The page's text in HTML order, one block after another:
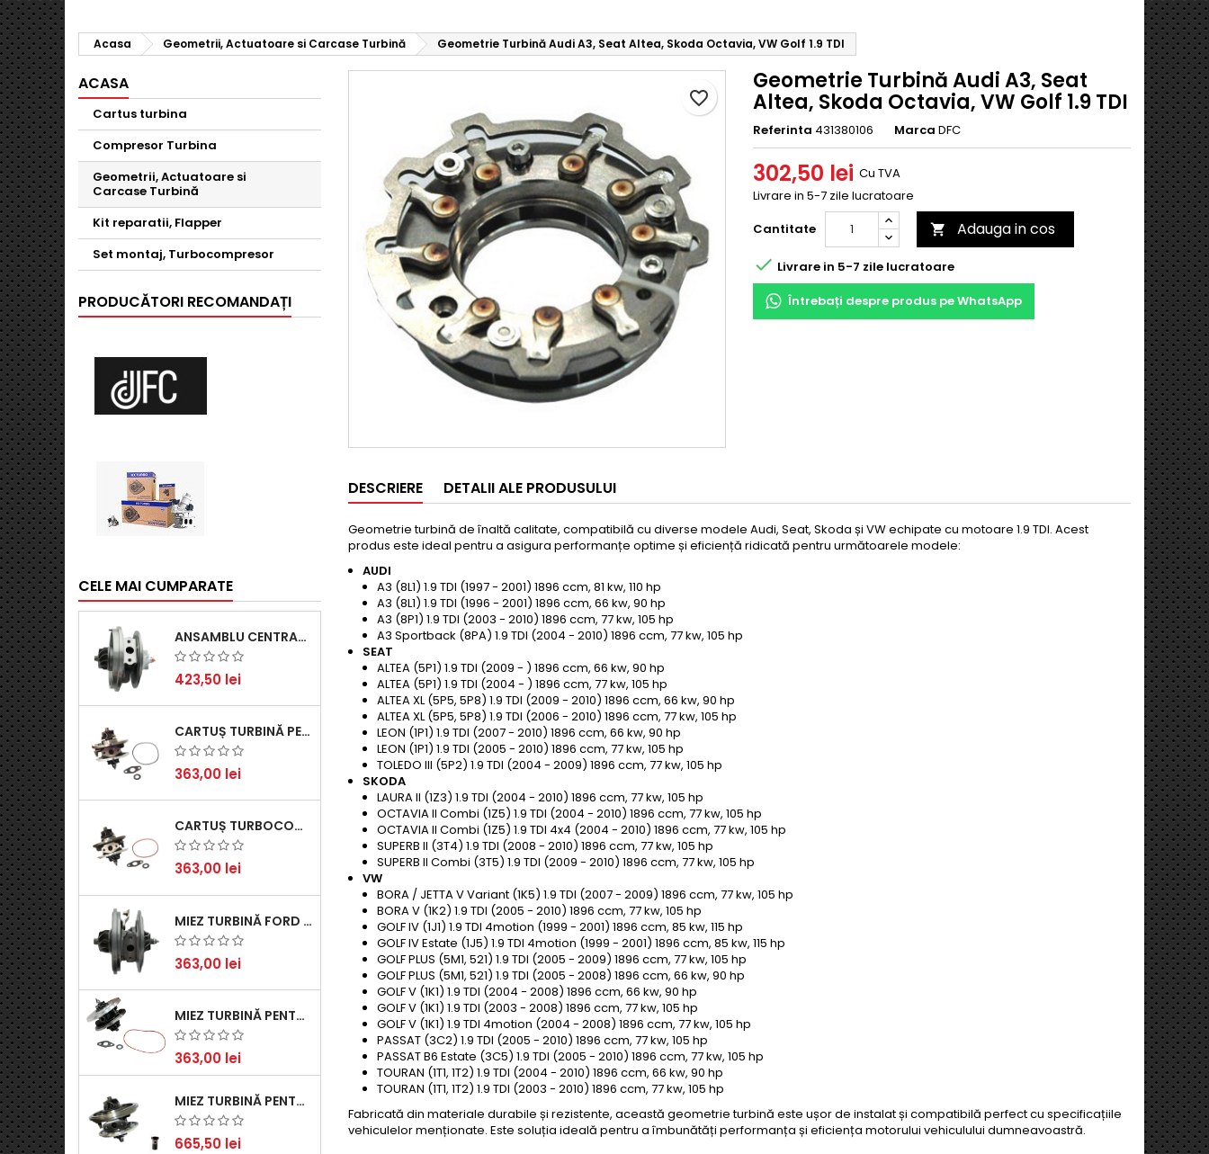
Acasa Geometrii, Actuatoare si Carcase Turbină Geometrie Turbină Audi A3, Seat Altea, Skoda Octavia, VW Golf 1.9 TDI
ACASA
Cartus turbina
Compresor Turbina
Geometrii, Actuatoare si
Carcase Turbină
Kit reparatii, Flapper
Set montaj, Turbocompresor
PRODUCĂTORI RECOMANDAȚI
CELE MAI CUMPARATE
ANSAMBLU CENTRAL TURBINĂ PENTRU BMW SERIA 3, SERIA 5 ȘI X3 - PERFORMANȚĂ ȘI FIABILITATE
423,50 lei
CARTUȘ TURBINĂ PENTRU AUDI A4, A6, SKODA SUPERB ȘI VW PASSAT, MOTOR DIESEL 1.9 TDI
363,00 lei
CARTUȘ TURBOCOMPRESOR PENTRU VW, AUDI, SEAT, SKODA - MOTOR DIESEL 2.0 TDI
363,00 lei
MIEZ TURBINĂ FORD TRANSIT 2.2 TDCI (2007-2016)
363,00 lei
MIEZ TURBINĂ PENTRU CITROËN, FORD, MAZDA, MINI, PEUGEOT ȘI VOLVO - MOTORIZĂRI 1.6 HDI ȘI 1.6 D
363,00 lei
MIEZ TURBINĂ PENTRU AUDI, SEAT, SKODA ȘI VOLKSWAGEN - MOTORIZĂRI 2.0 TDI 103KW 140CP
665,50 lei
Geometrie Turbină Audi A3, Seat
Altea, Skoda Octavia, VW Golf 1.9 TDI
Referinta 431380106 Marca DFC
302,50 lei Cu TVA
Livrare in 5-7 zile lucratoare
Cantitate
 Adauga in cos
favorite_border
 Livrare in 5-7 zile lucratoare
Întrebați despre produs pe WhatsApp
DESCRIERE DETALII ALE PRODUSULUI
Geometrie turbină de înaltă calitate, compatibilă cu diverse modele Audi, Seat, Skoda și VW echipate cu motoare 1.9 TDI. Acest
produs este ideal pentru a asigura performanțe optime și eficiență ridicată pentru următoarele modele:
AUDI
A3 (8L1) 1.9 TDI (1997 - 2001) 1896 ccm, 81 kw, 110 hp
A3 (8L1) 1.9 TDI (1996 - 2001) 1896 ccm, 66 kw, 90 hp
A3 (8P1) 1.9 TDI (2003 - 2010) 1896 ccm, 77 kw, 105 hp
A3 Sportback (8PA) 1.9 TDI (2004 - 2010) 1896 ccm, 77 kw, 105 hp
SEAT
ALTEA (5P1) 1.9 TDI (2009 - ) 1896 ccm, 66 kw, 90 hp
ALTEA (5P1) 1.9 TDI (2004 - ) 1896 ccm, 77 kw, 105 hp
ALTEA XL (5P5, 5P8) 1.9 TDI (2009 - 2010) 1896 ccm, 66 kw, 90 hp
ALTEA XL (5P5, 5P8) 1.9 TDI (2006 - 2010) 1896 ccm, 77 kw, 105 hp
LEON (1P1) 1.9 TDI (2007 - 2010) 1896 ccm, 66 kw, 90 hp
LEON (1P1) 1.9 TDI (2005 - 2010) 1896 ccm, 77 kw, 105 hp
TOLEDO III (5P2) 1.9 TDI (2004 - 2009) 1896 ccm, 77 kw, 105 hp
SKODA
LAURA II (1Z3) 1.9 TDI (2004 - 2010) 1896 ccm, 77 kw, 105 hp
OCTAVIA II Combi (1Z5) 1.9 TDI (2004 - 2010) 1896 ccm, 77 kw, 105 hp
OCTAVIA II Combi (1Z5) 1.9 TDI 4x4 (2004 - 2010) 1896 ccm, 77 kw, 105 hp
SUPERB II (3T4) 1.9 TDI (2008 - 2010) 1896 ccm, 77 kw, 105 hp
SUPERB II Combi (3T5) 1.9 TDI (2009 - 2010) 1896 ccm, 77 kw, 105 hp
VW
BORA / JETTA V Variant (1K5) 1.9 TDI (2007 - 2009) 1896 ccm, 77 kw, 105 hp
BORA V (1K2) 1.9 TDI (2005 - 2010) 1896 ccm, 77 kw, 105 hp
GOLF IV (1J1) 1.9 TDI 4motion (1999 - 2001) 1896 ccm, 85 kw, 115 hp
GOLF IV Estate (1J5) 1.9 TDI 4motion (1999 - 2001) 1896 ccm, 85 kw, 115 hp
GOLF PLUS (5M1, 521) 1.9 TDI (2005 - 2009) 1896 ccm, 77 kw, 105 hp
GOLF PLUS (5M1, 521) 1.9 TDI (2005 - 2008) 1896 ccm, 66 kw, 90 hp
GOLF V (1K1) 1.9 TDI (2004 - 2008) 1896 ccm, 66 kw, 90 hp
GOLF V (1K1) 1.9 TDI (2003 - 2008) 1896 ccm, 77 kw, 105 hp
GOLF V (1K1) 1.9 TDI 4motion (2004 - 2008) 1896 ccm, 77 kw, 105 hp
PASSAT (3C2) 1.9 TDI (2005 - 2010) 1896 ccm, 77 kw, 105 hp
PASSAT B6 Estate (3C5) 1.9 TDI (2005 - 2010) 1896 ccm, 77 kw, 105 hp
TOURAN (1T1, 1T2) 1.9 TDI (2004 - 2010) 1896 ccm, 66 kw, 90 hp
TOURAN (1T1, 1T2) 1.9 TDI (2003 - 2010) 1896 ccm, 77 kw, 105 hp
Fabricată din materiale durabile și rezistente, această geometrie turbină este ușor de instalat și compatibilă perfect cu specificațiile
vehiculelor menționate. Este soluția ideală pentru a îmbunătăți performanța și eficiența motorului vehiculului dumneavoastră.